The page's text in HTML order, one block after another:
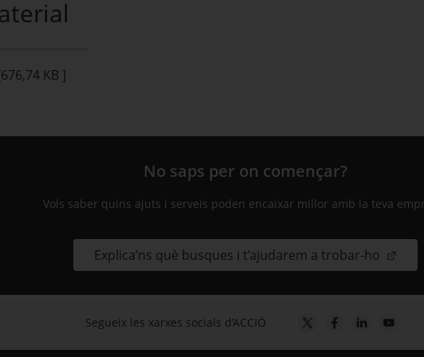
KB ]
No saps per on començar?
Vols saber quins ajuts i serveis poden encaixar millor amb la teva
Explica’ns què busques i t’ajudarem a trobar-ho
Segueix les xarxes socials d’ACCIÓ